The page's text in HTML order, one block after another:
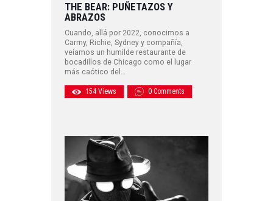
THE BEAR: PUÑETAZOS Y
ABRAZOS
Cuando, allá por 2022, conocimos a
Carmy, Richie, Sydney y compañía,
veíamos un humilde restaurante de
bocadillos de Chicago como el lugar
más caótico del…
154 Views 0 Comments